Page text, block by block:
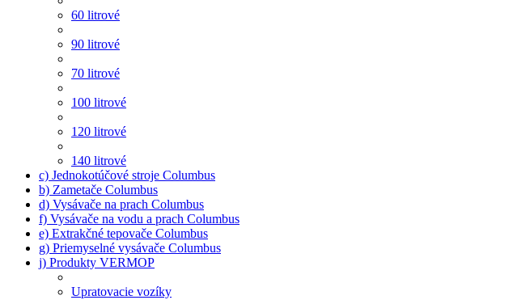
60 litrové
90 litrové
70 litrové
100 litrové
120 litrové
140 litrové
c) Jednokotúčové stroje Columbus
b) Zametače Columbus
d) Vysávače na prach Columbus
f) Vysávače na vodu a prach Columbus
e) Extrakčné tepovače Columbus
g) Priemyselné vysávače Columbus
j) Produkty VERMOP
Upratovacie vozíky